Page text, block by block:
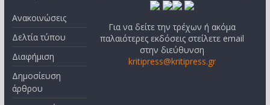
Ανακοινώσεις
Δελτία τύπου
Διαφήμιση
Δημοσίευση
άρθρου
Για να δείτε την τρέχων ή ακόμα
παλαιότερες εκδόσεις στείλετε email
στην διεύθυνση
kritipress@kritipress.gr